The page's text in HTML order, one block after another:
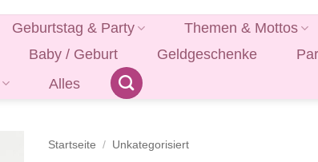
Geburtstag & Party Themen & Mottos
Baby / Geburt Geldgeschenke
Alles
Startseite / Unkategorisiert